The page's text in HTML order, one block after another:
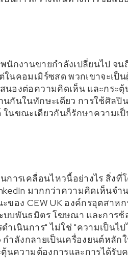
กงานขายกำลังเปลี่ยนไป จน
นคอมเมิร์ซสด พวกเขาจะเ
องต่อความคิดเห็น และกระ
กันในทักษะเดียว การใช้ศิลปิ
นขณะเดียวกันก็รักษาความเ
การเคลื่อนไหวนี้อย่างไร สิ่ง
มากกว่าความคิดเห็นจ
ของ CEW UK องค์กรอุตสาห
บพันธมิตร โฆษณา และการช้
ำเนินการ" ไม่ใช่ "ความเป็น
กำลังกลายเป็นเครื่องยนต์ห
นความต้องการและการได้รั